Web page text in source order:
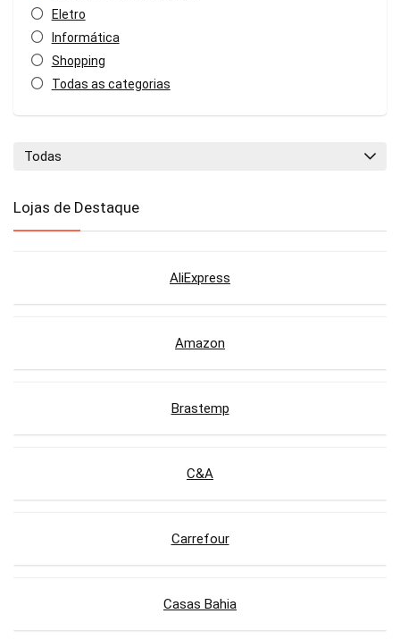
Eletro
Informática
Shopping
Todas as categorias
Todas
Lojas de Destaque
AliExpress
Amazon
Brastemp
C&A
Carrefour
Casas Bahia